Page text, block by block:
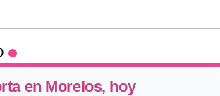
en Morelos, hoy